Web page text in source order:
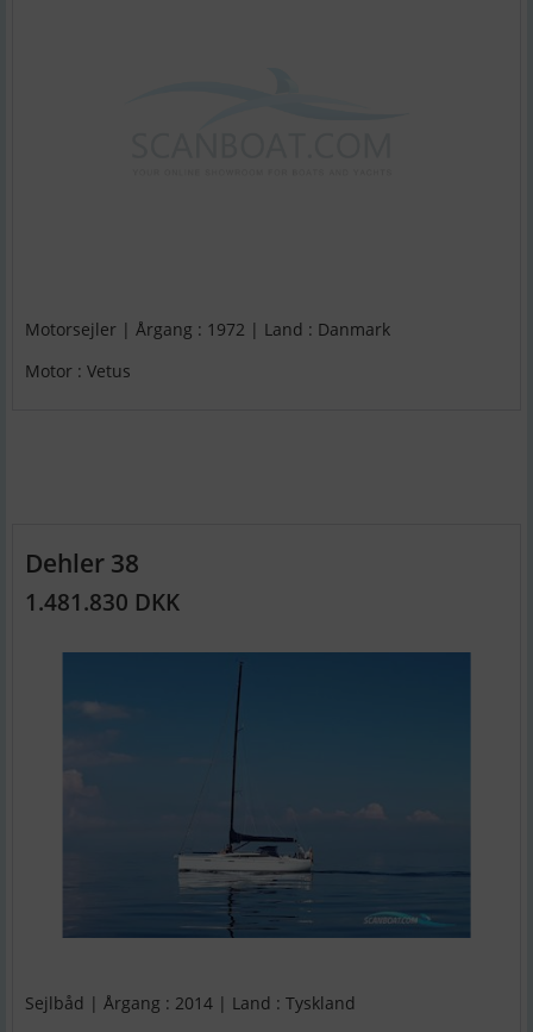
Motorsejler | Årgang : 1972 | Land : Danmark
Motor : Vetus
Dehler 38
1.481.830 DKK
Sejlbåd | Årgang : 2014 | Land : Tyskland